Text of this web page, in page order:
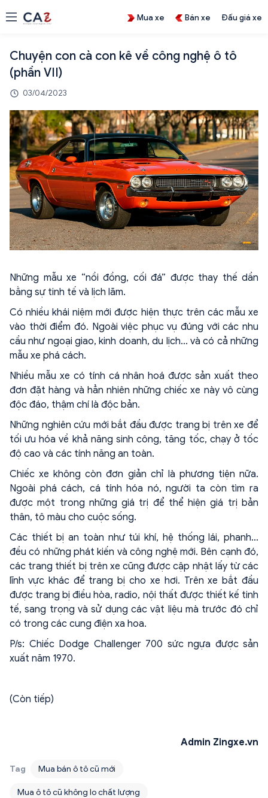
Mua xe Bán xe Đấu giá xe
Chuyện con cà con kê về công nghệ ô tô
(phần VII)
03/04/2023
Những mẫu xe “nồi đồng, cối đá” được thay thế dần
bằng sự tinh tế và lịch lãm.
Có nhiều khái niệm mới được hiện thực trên các mẫu xe
vào thời điểm đó. Ngoài việc phục vụ đúng với các nhu
cầu như ngoại giao, kinh doanh, du lịch... và có cả những
mẫu xe phá cách.
Nhiều mẫu xe có tính cá nhân hoá được sản xuất theo
đơn đặt hàng và hẳn nhiên những chiếc xe này vô cùng
độc đáo, thậm chí là độc bản.
Những nghiên cứu mới bắt đầu được trang bị trên xe để
tối ưu hóa về khả năng sinh công, tăng tốc, chạy ở tốc
độ cao và các tính năng an toàn.
Chiếc xe không còn đơn giản chỉ là phương tiện nữa.
Ngoài phá cách, cá tính hóa nó, người ta còn tìm ra
được một trong những giá trị để thể hiện giá trị bản
thân, tô màu cho cuộc sống.
Các thiết bị an toàn như túi khí, hệ thống lái, phanh...
đều có những phát kiến và công nghệ mới. Bên cạnh đó,
các trang thiết bị trên xe cũng được cập nhật lấy từ các
lĩnh vực khác để trang bị cho xe hơi. Trên xe bắt đầu
được trang bị điều hòa, radio, nội thất được thiết kế tinh
tế, sang trọng và sử dụng các vật liệu mà trước đó chỉ
có trong các cung điện xa hoa.
P/s: Chiếc Dodge Challenger 700 sức ngựa được sản
xuất năm 1970.
(Còn tiếp)
Admin Zingxe.vn
Tag Mua bán ô tô cũ mới
Mua ô tô cũ không lo chất lượng